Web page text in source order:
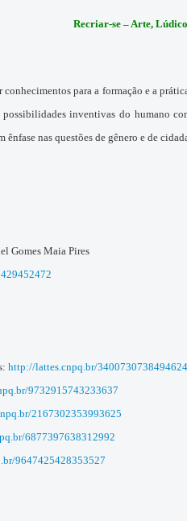
Recriar-se – Arte,
para a formação e a
inventivas do humano
nas questões de gênero e de
Gomes Maia Pires
http://lattes.cnpq.br/3400730738494624
9732915743233637
2167302353993625
6877397638312992
9647425428353527